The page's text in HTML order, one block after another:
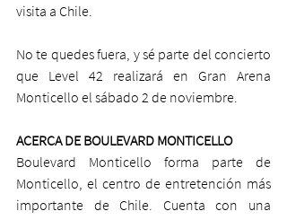
visita a Chile.
No te quedes fuera, y sé parte del concierto
que Level 42 realizará en Gran Arena
Monticello el sábado 2 de noviembre.
ACERCA DE BOULEVARD MONTICELLO
Boulevard Monticello forma parte de
Monticello, el centro de entretención más
importante de Chile. Cuenta con una